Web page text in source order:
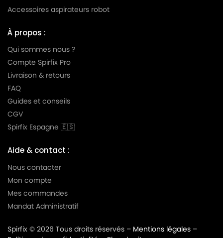
Accessoires aspirateurs robot
À propos :
Qui sommes nous ?
Compte Spirfix Pro
Livraison & retours
FAQ
Guides et conseils
CGV
Spirfix Espagne 🇪🇸
Aide & contact :
Nous contacter
Mon compte
Mes commandes
Mandat Administratif
Spirfix © 2026 Tous droits réservés – Mentions légales –